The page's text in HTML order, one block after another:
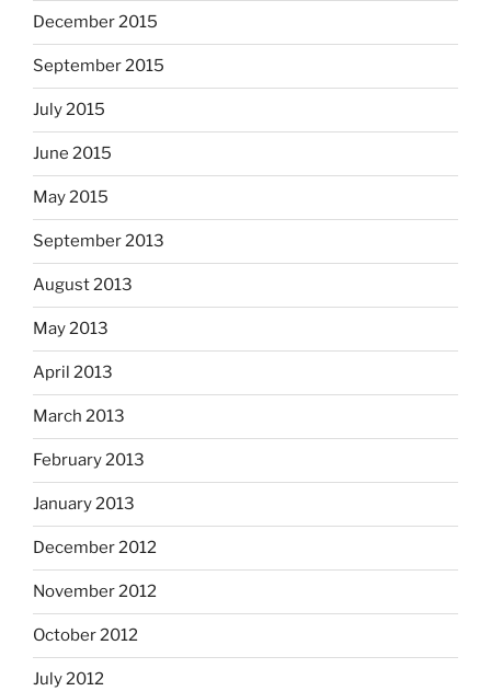
December 2015
September 2015
July 2015
June 2015
May 2015
September 2013
August 2013
May 2013
April 2013
March 2013
February 2013
January 2013
December 2012
November 2012
October 2012
July 2012